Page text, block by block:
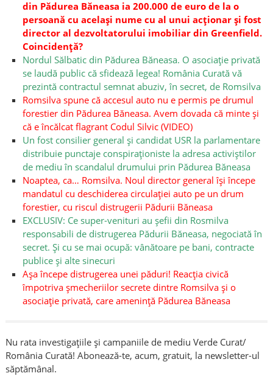
din Pădurea Băneasa ia 200.000 de euro de la o
persoană cu același nume cu al unui acționar și fost
director al dezvoltatorului imobiliar din Greenfield.
Coincidență?
Nordul Sălbatic din Pădurea Băneasa. O asociație privată
se laudă public că sfidează legea! România Curată vă
prezintă contractul semnat abuziv, în secret, de Romsilva
Romsilva spune că accesul auto nu e permis pe drumul
forestier din Pădurea Băneasa. Avem dovada că minte și
că e încălcat flagrant Codul Silvic (VIDEO)
Un fost consilier general și candidat USR la parlamentare
distribuie punctaje conspiraționiste la adresa activiștilor
de mediu în scandalul drumului prin Pădurea Băneasa
Noaptea, ca… Romsilva. Noul director general își începe
mandatul cu deschiderea circulației auto pe un drum
forestier, cu riscul distrugerii Pădurii Băneasa
EXCLUSIV: Ce super-venituri au șefii din Rosmilva
responsabili de distrugerea Pădurii Băneasa, negociată în
secret. Și cu se mai ocupă: vânătoare pe bani, contracte
publice și alte sinecuri
Așa începe distrugerea unei păduri! Reacția civică
împotriva șmecheriilor secrete dintre Romsilva și o
asociație privată, care amenință Pădurea Băneasa
Nu rata investigațiile și campaniile de mediu Verde Curat/
România Curată! Abonează-te, acum, gratuit, la newsletter-ul
săptămânal.